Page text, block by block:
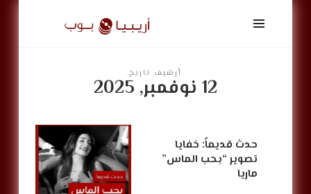
أريبيا
بوب
ArabiaPopأرشيف تاريخ
12 نوفمبر, 2025
حدث قديماً: خفايا
تصوير “بحب الماس”
ماريا